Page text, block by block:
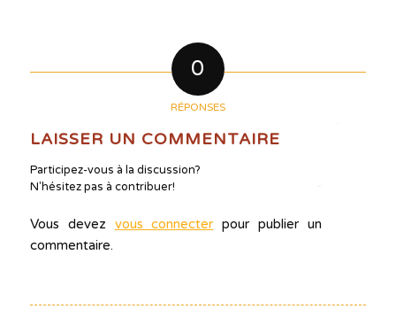
0
RÉPONSES
LAISSER UN COMMENTAIRE
Participez-vous à la discussion?
N'hésitez pas à contribuer!
Vous devez vous connecter pour publier un
commentaire.